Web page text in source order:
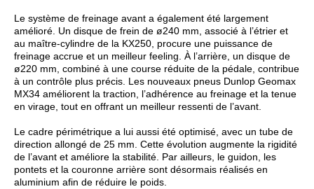
Le système de freinage avant a également été largement
amélioré. Un disque de frein de ø240 mm, associé à l’étrier et
au maître-cylindre de la KX250, procure une puissance de
freinage accrue et un meilleur feeling. À l’arrière, un disque de
ø220 mm, combiné à une course réduite de la pédale, contribue
à un contrôle plus précis. Les nouveaux pneus Dunlop Geomax
MX34 améliorent la traction, l’adhérence au freinage et la tenue
en virage, tout en offrant un meilleur ressenti de l’avant.
Le cadre périmétrique a lui aussi été optimisé, avec un tube de
direction allongé de 25 mm. Cette évolution augmente la rigidité
de l’avant et améliore la stabilité. Par ailleurs, le guidon, les
pontets et la couronne arrière sont désormais réalisés en
aluminium afin de réduire le poids.